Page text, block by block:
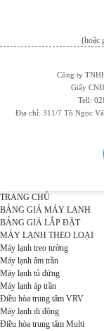
(hoặc
Công ty
Giấy
Tell:
Địa chỉ: 311/7 Tô Ngọc
TRANG CHỦ
BẢNG GIÁ MÁY LẠNH
BẢNG GIÁ LẮP ĐẶT
MÁY LẠNH THEO LOẠI
Máy lạnh treo tường
Máy lạnh âm trần
Máy lạnh tủ đứng
Máy lạnh áp trần
Điều hòa trung tâm VRV
Máy lạnh di động
Điều hòa trung tâm Multi